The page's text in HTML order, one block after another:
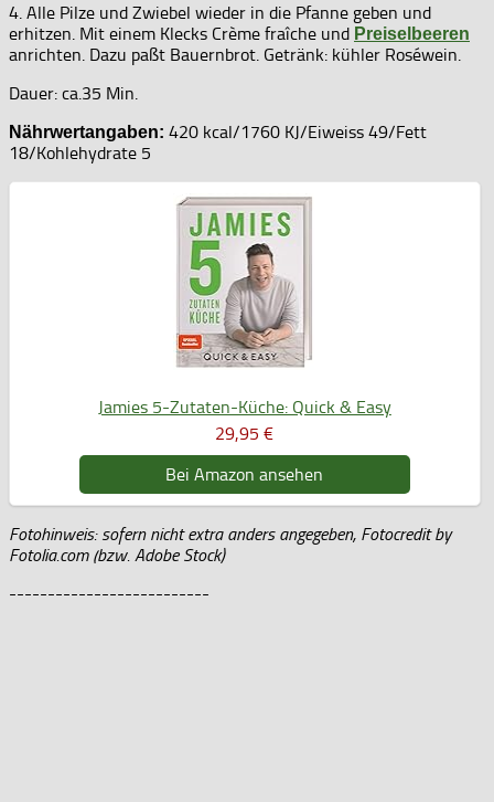
4. Alle Pilze und Zwiebel wieder in die Pfanne geben und
erhitzen. Mit einem Klecks Crème fraîche und Preiselbeeren
anrichten. Dazu paßt Bauernbrot. Getränk: kühler Roséwein.
Dauer: ca.35 Min.
Nährwertangaben: 420 kcal/1760 KJ/Eiweiss 49/Fett
18/Kohlehydrate 5
Jamies 5-Zutaten-Küche: Quick & Easy
29,95 €
Bei Amazon ansehen
Fotohinweis: sofern nicht extra anders angegeben, Fotocredit by
Fotolia.com (bzw. Adobe Stock)
--------------------------